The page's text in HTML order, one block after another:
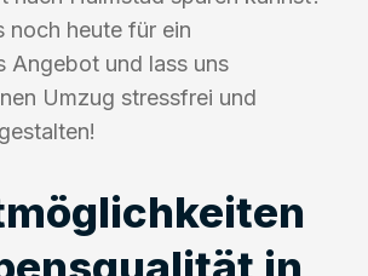
noch heute für ein
Angebot und lass uns
Umzug stressfrei und